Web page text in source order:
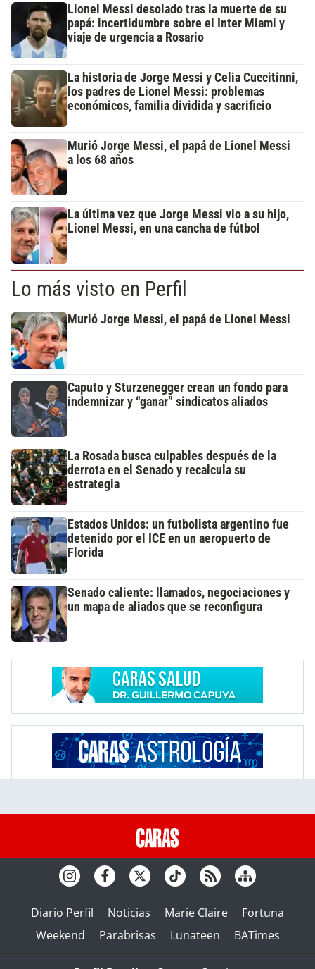
Lionel Messi desolado tras la muerte de su
papá: incertidumbre sobre el Inter Miami y
viaje de urgencia a Rosario
La historia de Jorge Messi y Celia Cuccitinni,
los padres de Lionel Messi: problemas
económicos, familia dividida y sacrificio
Murió Jorge Messi, el papá de Lionel Messi
a los 68 años
La última vez que Jorge Messi vio a su hijo,
Lionel Messi, en una cancha de fútbol
Lo más visto en Perfil
Murió Jorge Messi, el papá de Lionel Messi
Caputo y Sturzenegger crean un fondo para
indemnizar y “ganar” sindicatos aliados
La Rosada busca culpables después de la
derrota en el Senado y recalcula su
estrategia
Estados Unidos: un futbolista argentino fue
detenido por el ICE en un aeropuerto de
Florida
Senado caliente: llamados, negociaciones y
un mapa de aliados que se reconfigura
Diario Perfil Noticias Marie Claire
Fortuna
Weekend
Parabrisas Lunateen BATimes